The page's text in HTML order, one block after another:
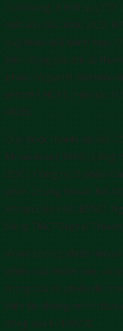
Cuối cùng là một quỹ
mắt vào đầu năm 2022.
quỹ hoán đổi danh mục.
biến động của chỉ số
phiếu có giá trị vốn hóa
yết trên HOSE. Hiện tại,
VN30.
Quỹ được thành lập bởi
Mirae Asset (MAS), Công
(BSC), Công ty cổ phần
phần Chứng khoán KIS
khoán Bảo Việt (BVSC).
hàng TMCP Ngoại
Vì mô phỏng VN30 nên
phiếu của nhóm này, và
trọng của cổ phiếu đó
hiện tại chúng mình
động của FUEKIV30.